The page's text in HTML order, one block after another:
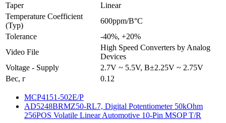
Taper
Linear
Temperature Coefficient
(Typ)
600ppm/В°C
Tolerance
-40%, +20%
Video File
High Speed Converters by Analog
Devices
Voltage - Supply
2.7V ~ 5.5V, В±2.25V ~ 2.75V
Вес, г
0.12
MCP4151-502E/P
AD5248BRMZ50-RL7, Digital Potentiometer 50kOhm
256POS Volatile Linear Automotive 10-Pin MSOP T/R